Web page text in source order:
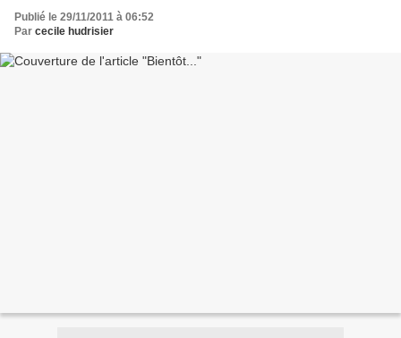
Publié le 29/11/2011 à 06:52
Par cecile hudrisier